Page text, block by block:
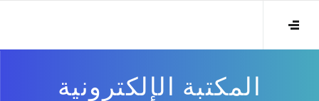
المكتبة الإلكترونية